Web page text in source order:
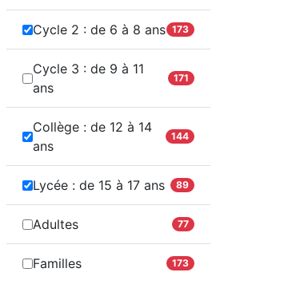
Cycle 2 : de 6 à 8 ans 173
Cycle 3 : de 9 à 11
ans
171
Collège : de 12 à 14
ans
144
Lycée : de 15 à 17 ans 89
Adultes 77
Familles 173